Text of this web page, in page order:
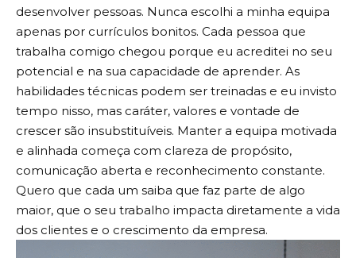
desenvolver pessoas. Nunca escolhi a minha equipa
apenas por currículos bonitos. Cada pessoa que
trabalha comigo chegou porque eu acreditei no seu
potencial e na sua capacidade de aprender. As
habilidades técnicas podem ser treinadas e eu invisto
tempo nisso, mas caráter, valores e vontade de
crescer são insubstituíveis. Manter a equipa motivada
e alinhada começa com clareza de propósito,
comunicação aberta e reconhecimento constante.
Quero que cada um saiba que faz parte de algo
maior, que o seu trabalho impacta diretamente a vida
dos clientes e o crescimento da empresa.